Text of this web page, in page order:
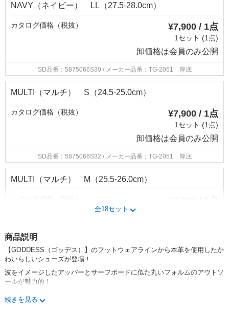
NAVY（ネイビー） LL（27.5-28.0cm）
カタログ価格（税抜） ¥7,900 / 1点
1セット (1点)
卸価格は会員のみ公開
SD品番：5875066S30 / メーカー品番：TG-2051 厚底
MULTI（マルチ） S（24.5-25.0cm）
カタログ価格（税抜） ¥7,900 / 1点
1セット (1点)
卸価格は会員のみ公開
SD品番：5875066S32 / メーカー品番：TG-2051 厚底
MULTI（マルチ） M（25.5-26.0cm）
カタログ価格（税抜）
カタログ価格（税抜）
全18セット
商品説明
【GODDESS（ゴッデス）】のフットウェアラインから本革を使用したか
わいらしいシューズが登場！
波をイメージしたアッパーとサーフボードに似た丸いフォルムのアウトソ
ールが魅力的！
続きを見る